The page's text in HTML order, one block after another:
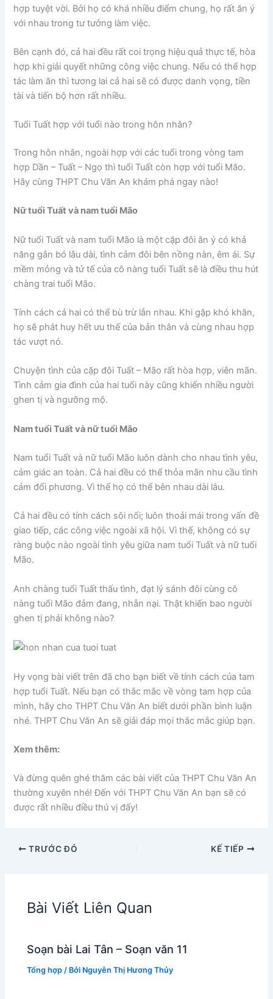
hợp tuyệt vời. Bởi họ có khá nhiều điểm chung, họ rất ăn ý
với nhau trong tư tưởng làm việc.
Bên cạnh đó, cả hai đều rất coi trọng hiệu quả thực tế, hòa
hợp khi giải quyết những công việc chung. Nếu có thể hợp
tác làm ăn thì tương lai cả hai sẽ có được danh vọng, tiền
tài và tiến bộ hơn rất nhiều.
Tuổi Tuất hợp với tuổi nào trong hôn nhân?
Trong hôn nhân, ngoài hợp với các tuổi trong vòng tam
hợp Dần – Tuất – Ngọ thì tuổi Tuất còn hợp với tuổi Mão.
Hãy cùng THPT Chu Văn An khám phá ngay nào!
Nữ tuổi Tuất và nam tuổi Mão
Nữ tuổi Tuất và nam tuổi Mão là một cặp đôi ăn ý có khả
năng gắn bó lâu dài, tình cảm đôi bên nồng nàn, êm ái. Sự
mềm mỏng và tử tế của cô nàng tuổi Tuất sẽ là điều thu hút
chàng trai tuổi Mão.
Tính cách cả hai có thể bù trừ lẫn nhau. Khi gặp khó khăn,
họ sẽ phát huy hết ưu thế của bản thân và cùng nhau hợp
tác vượt nó.
Chuyện tình của cặp đôi Tuất – Mão rất hòa hợp, viên mãn.
Tình cảm gia đình của hai tuổi này cũng khiến nhiều người
ghen tị và ngưỡng mộ.
Nam tuổi Tuất và nữ tuổi Mão
Nam tuổi Tuất và nữ tuổi Mão luôn dành cho nhau tình yêu,
cảm giác an toàn. Cả hai đều có thể thỏa mãn nhu cầu tình
cảm đối phương. Vì thế họ có thể bên nhau dài lâu.
Cả hai đều có tính cách sôi nổi; luôn thoải mái trong vấn đề
giao tiếp, các công việc ngoài xã hội. Vì thế, không có sự
ràng buộc nào ngoài tình yêu giữa nam tuổi Tuất và nữ tuổi
Mão.
Anh chàng tuổi Tuất thấu tình, đạt lý sánh đôi cùng cô
nàng tuổi Mão đảm đang, nhẫn nại. Thật khiến bao người
ghen tị phải không nào?
Hy vọng bài viết trên đã cho bạn biết về tính cách của tam
hợp tuổi Tuất. Nếu bạn có thắc mắc về vòng tam hợp của
mình, hãy cho THPT Chu Văn An biết dưới phần bình luận
nhé. THPT Chu Văn An sẽ giải đáp mọi thắc mắc giúp bạn.
Xem thêm:
Và đừng quên ghé thăm các bài viết của THPT Chu Văn An
thường xuyên nhé! Đến với THPT Chu Văn An bạn sẽ có
được rất nhiều điều thú vị đấy!
TRƯỚC ĐÓ KẾ TIẾP
Bài Viết Liên Quan
Soạn bài Lai Tân – Soạn văn 11
Tổng hợp / Bởi Nguyễn Thị Hương Thủy